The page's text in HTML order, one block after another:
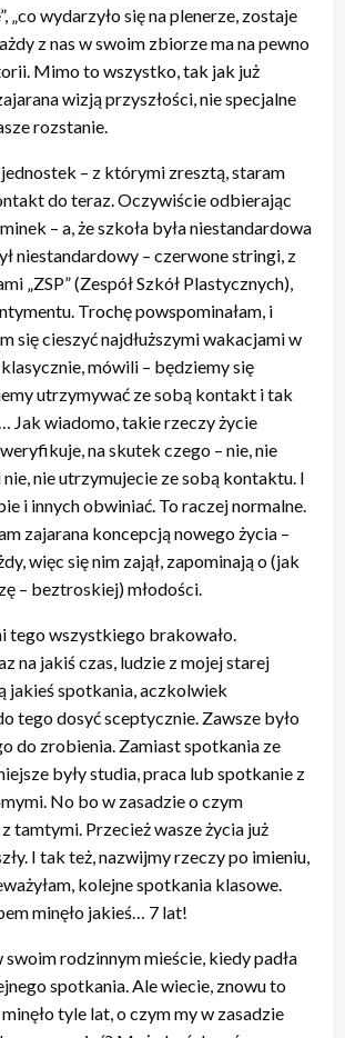
„co wydarzyło się na plenerze, zostaje
z nas w swoim zbiorze ma na pewno
Mimo to wszystko, tak jak już
wizją przyszłości, nie specjalne
rozstanie.
– z którymi zresztą, staram
do teraz. Oczywiście odbierając
– a, że szkoła była niestandardowa
niestandardowy – czerwone stringi, z
„ZSP” (Zespół Szkół Plastycznych),
Trochę powspominałam, i
się cieszyć najdłuższymi wakacjami w
mówili – będziemy się
utrzymywać ze sobą kontakt i tak
Jak wiadomo, takie rzeczy życie
na skutek czego – nie, nie
nie utrzymujecie ze sobą kontaktu. I
i innych obwiniać. To raczej normalne.
zajarana koncepcją nowego życia –
więc się nim zajął, zapominają o (jak
– beztroskiej) młodości.
tego wszystkiego brakowało.
na jakiś czas, ludzie z mojej starej
jakieś spotkania, aczkolwiek
tego dosyć sceptycznie. Zawsze było
do zrobienia. Zamiast spotkania ze
były studia, praca lub spotkanie z
No bo w zasadzie o czym
tamtymi. Przecież wasze życia już
I tak też, nazwijmy rzeczy po imieniu,
kolejne spotkania klasowe.
minęło jakieś… 7 lat!
swoim rodzinnym mieście, kiedy padła
spotkania. Ale wiecie, znowu to
tyle lat, o czym my w zasadzie